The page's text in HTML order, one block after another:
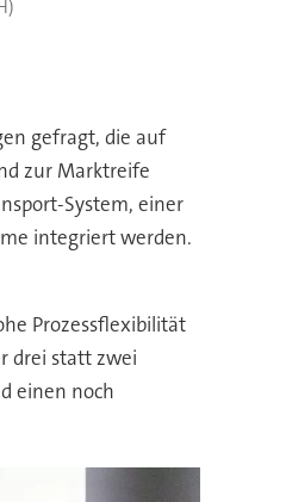
gefragt, die auf
zur Marktreife
System, einer
integriert werden.
Prozessflexibilität
drei statt zwei
einen noch